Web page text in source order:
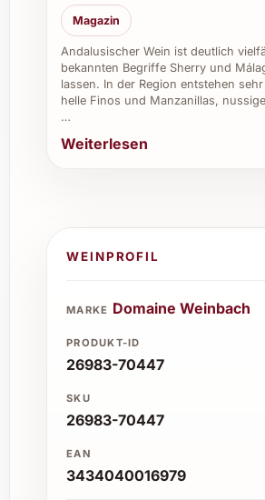
oder zum stilvollen
Sie nachhaltige Eindrücke.
Lassen Sie sich von der
dieses Grand Crus verführen –
Momente unvergesslich macht
garantiert.
Magazin
Andalusischer Wein ist deutlich
bekannten Begriffe Sherry und
lassen. In der Region entstehen
helle Finos und Manzanillas,
…
Weiterlesen
WEINPROFIL
MARKE Domaine Weinbach
PRODUKT-ID
26983-70447
SKU
26983-70447
EAN
3434040016979